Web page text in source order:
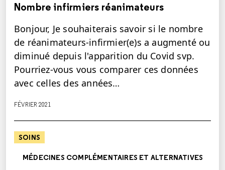
Nombre infirmiers réanimateurs
Bonjour, Je souhaiterais savoir si le nombre
de réanimateurs-infirmier(e)s a augmenté ou
diminué depuis l'apparition du Covid svp.
Pourriez-vous vous comparer ces données
avec celles des années…
FÉVRIER 2021
SOINS
MÉDECINES COMPLÉMENTAIRES ET ALTERNATIVES